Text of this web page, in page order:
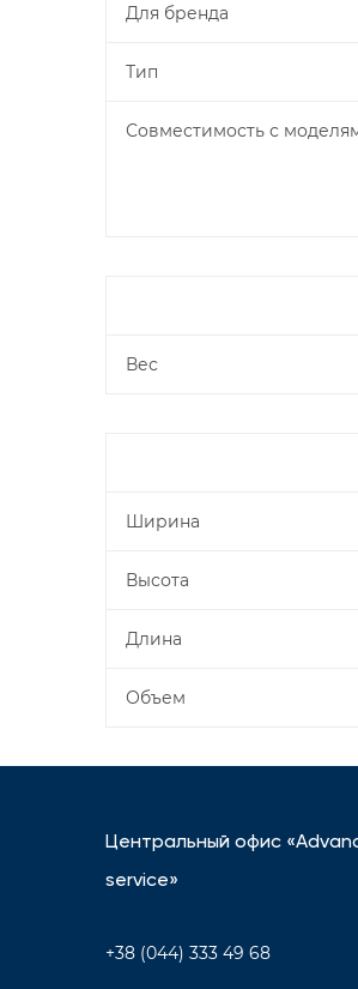
Для бренда
Тип
Совместимость с
Вес
Ширина
Высота
Длина
Объем
Центральный офис
service»
+38 (044) 333 49 68